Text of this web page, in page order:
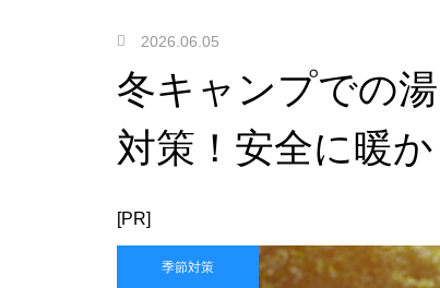
2026.06.05
冬キャンプでの
対策！安全に暖
[PR]
季節対策